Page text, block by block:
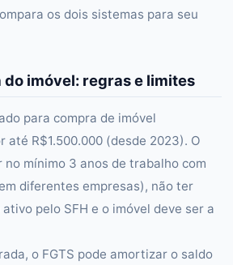
os dois sistemas para seu
do imóvel: regras e limites
para compra de imóvel
até R$1.500.000 (desde 2023). O
mínimo 3 anos de trabalho com
diferentes empresas), não ter
pelo SFH e o imóvel deve ser a
o FGTS pode amortizar o saldo